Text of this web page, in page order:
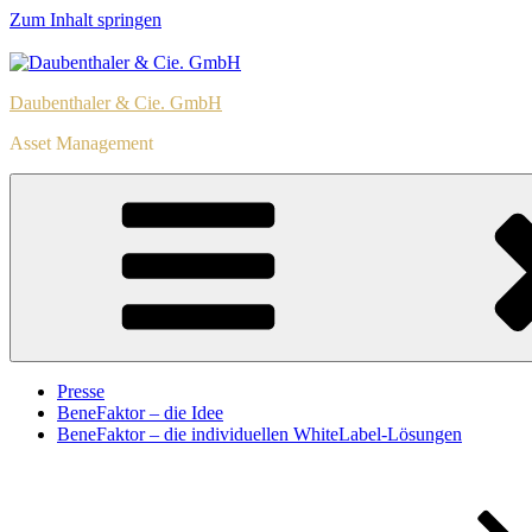
Zum Inhalt springen
Daubenthaler & Cie. GmbH
Asset Management
Presse
BeneFaktor – die Idee
BeneFaktor – die individuellen WhiteLabel-Lösungen